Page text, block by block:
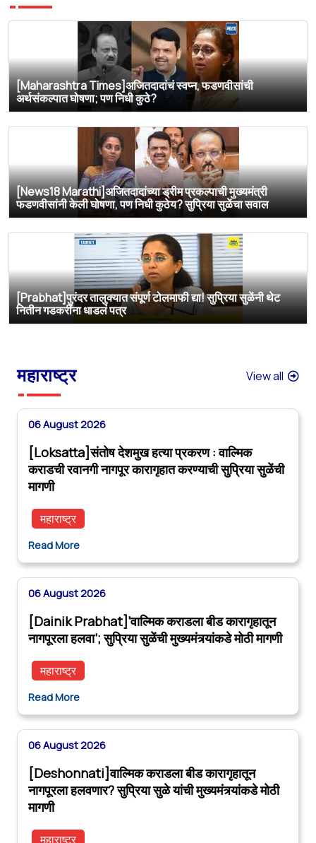
[Maharashtra Times]अजितदादांचं स्वप्न, फडणवीसांची
अर्थसंकल्पात घोषणा; पण निधी कुठे?
[News18 Marathi]अजितदादांच्या ड्रीम प्रकल्पाची मुख्यमंत्री
फडणवीसांनी केली घोषणा, पण निधी कुठेय? सुप्रिया सुळेंचा सवाल
[Prabhat]पुरंदर तालुक्यात संपूर्ण टोलमाफी द्या! सुप्रिया सुळेंनी थेट
नितीन गडकरींना धाडलं पत्र
महाराष्ट्र View all
06 August 2026
[Loksatta]संतोष देशमुख हत्या प्रकरण : वाल्मिक
कराडची रवानगी नागपूर कारागृहात करण्याची सुप्रिया सुळेंची
मागणी
महाराष्ट्र
Read More
06 August 2026
[Dainik Prabhat]‘वाल्मिक कराडला बीड कारागृहातून
नागपूरला हलवा’; सुप्रिया सुळेंची मुख्यमंत्र्यांकडे मोठी मागणी
महाराष्ट्र
Read More
06 August 2026
[Deshonnati]वाल्मिक कराडला बीड कारागृहातून
नागपूरला हलवणार? सुप्रिया सुळे यांची मुख्यमंत्र्यांकडे मोठी
मागणी
महाराष्ट्र